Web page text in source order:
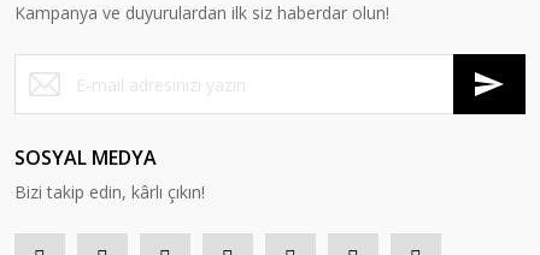
Kampanya ve duyurulardan ilk siz haberdar olun!
SOSYAL MEDYA
Bizi takip edin, kârlı çıkın!